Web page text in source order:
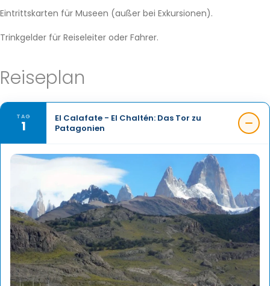
Eintrittskarten für Museen (außer bei Exkursionen).
Trinkgelder für Reiseleiter oder Fahrer.
Reiseplan
TAG
1
El Calafate - El Chaltén: Das Tor zu
Patagonien